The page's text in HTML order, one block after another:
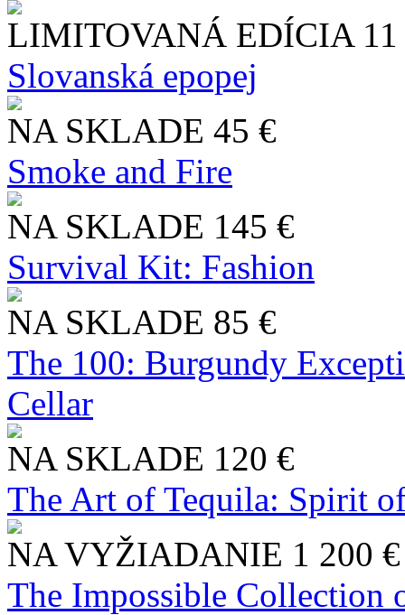
LIMITOVANÁ EDÍCIA
Slo​vanská epopej
NA SKLADE 45 €
Smoke and Fire
NA SKLADE 145 €
Survival Kit: Fashion
NA SKLADE 85 €
The 100: Burgundy
Cellar
NA SKLADE 120 €
The Art of Tequila: Spirit
NA VYŽIADANIE 1 200 €
The Impossible Collection